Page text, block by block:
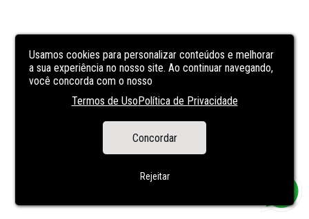
Usamos cookies para personalizar conteúdos e melhorar
a sua experiência no nosso site. Ao continuar navegando,
você concorda com o nosso
Termos de UsoPolítica de Privacidade
Concordar
Rejeitar